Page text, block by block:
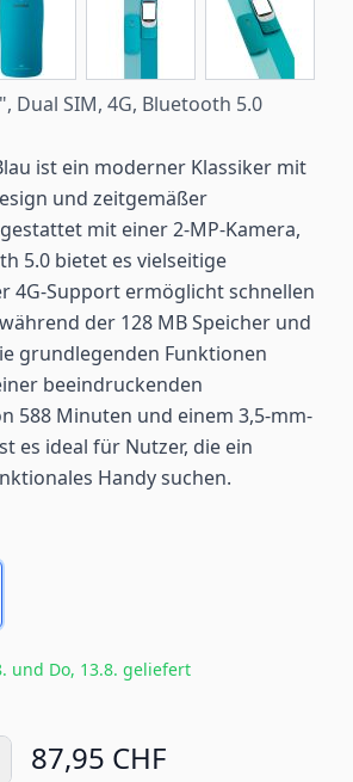
Dual SIM, 4G, Bluetooth 5.0
ist ein moderner Klassiker mit
und zeitgemäßer
mit einer 2-MP-Kamera,
5.0 bietet es vielseitige
4G-Support ermöglicht schnellen
der 128 MB Speicher und
grundlegenden Funktionen
beeindruckenden
588 Minuten und einem 3,5-mm-
es ideal für Nutzer, die ein
Handy suchen.
und Do, 13.8. geliefert
87,95 CHF